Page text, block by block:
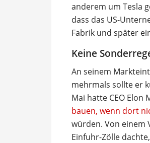
anderem um Tesla
dass das US-
Fabrik und später
Keine
An seinem
mehrmals sollte er
Mai hatte CEO
bauen, wenn dort
würden. Von einem
Einfuhr-Zölle